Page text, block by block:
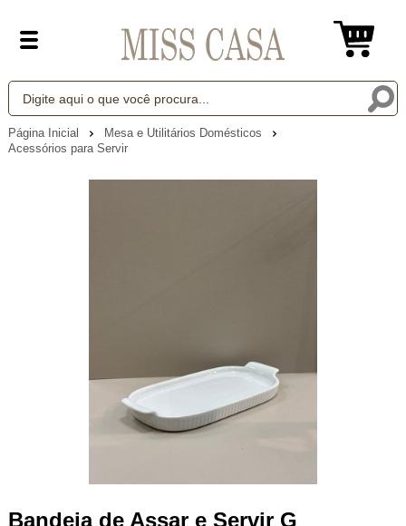
Página Inicial
Mesa e Utilitários Domésticos
Acessórios para Servir
Bandeja de Assar e Servir G